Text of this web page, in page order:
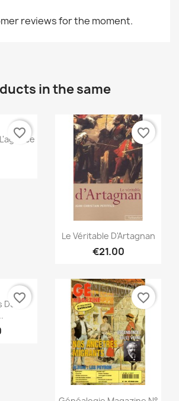
reviews for the moment.
in the same
favorite_border
Quick view
Le Véritable D'Artagnan
€21.00
favorite_border
favorite_border
Quick view
favorite_border